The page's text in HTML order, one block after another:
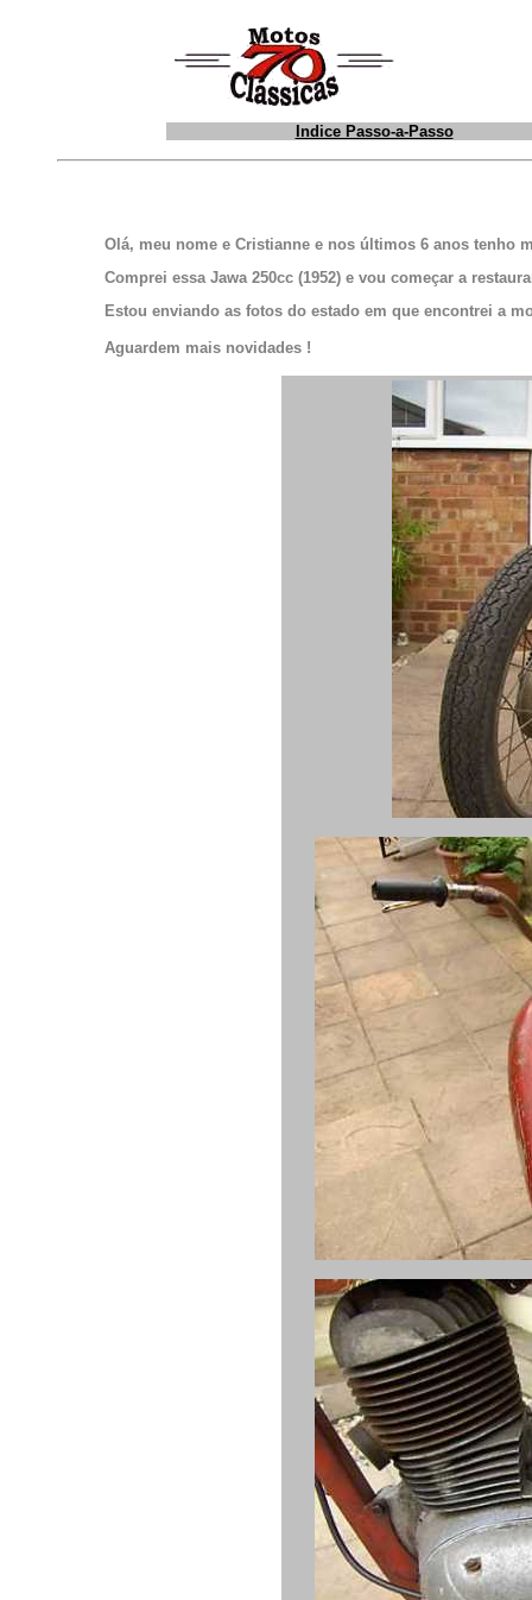
Indice Passo-a-Passo
Olá, meu nome e Cristianne e nos últimos 6 anos tenho
Comprei essa Jawa 250cc (1952) e vou começar a
Estou enviando as fotos do estado em que encontrei a
Aguardem mais novidades !